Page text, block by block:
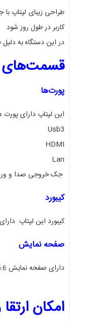
طراحی زیبای لپتاپ
کاربر در طول روز شود
در این دستگاه به
قسمت‌های
پورت‌ها
این لپتاپ دارای
Usb3
HDMI
Lan
جک خروجی صدا و
کیبورد
کیبورد این لپتاپ
صفحه نمایش
دارای صفحه نمایش 15.6 inch با کیفیت فول اچ دی
امکان